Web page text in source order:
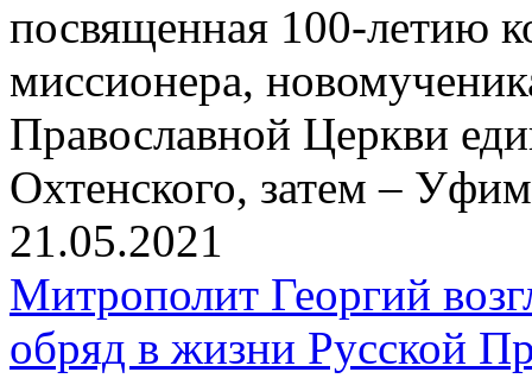
посвященная 100-летию
миссионера,
Православной Церкви
Охтенского, затем –
21.05.2021
Митрополит Георгий
обряд в жизни Русской